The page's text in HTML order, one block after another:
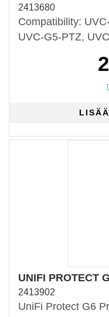
2413680
Compatibility:
UVC-G5-PTZ,
UNIFI PROTECT
2413902
UniFi Protect G6